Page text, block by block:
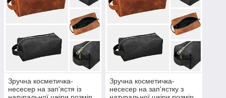
Зручна косметичка-
несесер на зап'ястя із
Зручна косметичка-
несесер на зап'ястку з